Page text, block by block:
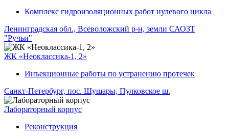
Комплекс гидроизоляционных работ нулевого цикла
Ленинградская обл., Всеволожский р-н, земли САОЗТ
"Ручьи"
ЖК «Неоклассика-1, 2»
Инъекционные работы по устранению протечек
Санкт-Петербург, пос. Шушары, Пулковское ш.
Лабораторный корпус
Реконструкция